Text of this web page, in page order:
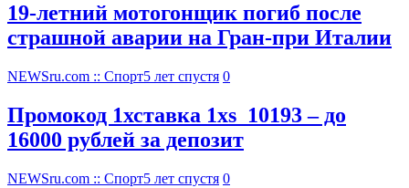
19-летний мотогонщик погиб после
страшной аварии на Гран-при Италии
NEWSru.com :: Спорт5 лет спустя 0
Промокод 1хставка 1xs_10193 – до
16000 рублей за депозит
NEWSru.com :: Спорт5 лет спустя 0